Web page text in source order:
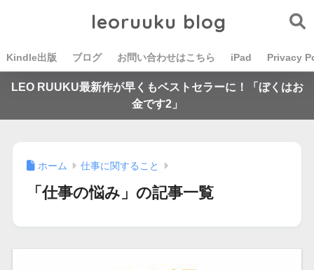
leoruuku blog
Kindle出版 ブログ お問い合わせはこちら iPad Privacy
LEO RUUKU最新作が早くもベストセラーに！「ぼくはお
金です2」
ホーム 仕事に関すること
「仕事の悩み」の記事一覧